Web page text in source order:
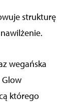
strukturę
wegańska
Glow
którego